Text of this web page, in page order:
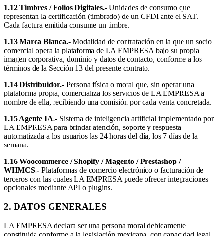
1.12 Timbres / Folios Digitales.- Unidades de consumo que
representan la certificación (timbrado) de un CFDI ante el SAT.
Cada factura emitida consume un timbre.
1.13 Marca Blanca.- Modalidad de contratación en la que un socio
comercial opera la plataforma de LA EMPRESA bajo su propia
imagen corporativa, dominio y datos de contacto, conforme a los
términos de la Sección 13 del presente contrato.
1.14 Distribuidor.- Persona física o moral que, sin operar una
plataforma propia, comercializa los servicios de LA EMPRESA a
nombre de ella, recibiendo una comisión por cada venta concretada.
1.15 Agente IA.- Sistema de inteligencia artificial implementado por
LA EMPRESA para brindar atención, soporte y respuesta
automatizada a los usuarios las 24 horas del día, los 7 días de la
semana.
1.16 Woocommerce / Shopify / Magento / Prestashop /
WHMCS.- Plataformas de comercio electrónico o facturación de
terceros con las cuales LA EMPRESA puede ofrecer integraciones
opcionales mediante API o plugins.
2. DATOS GENERALES
LA EMPRESA declara ser una persona moral debidamente
constituida conforme a la legislación mexicana, con capacidad legal,